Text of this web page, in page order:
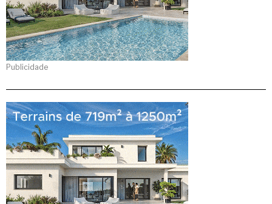
Publicidade